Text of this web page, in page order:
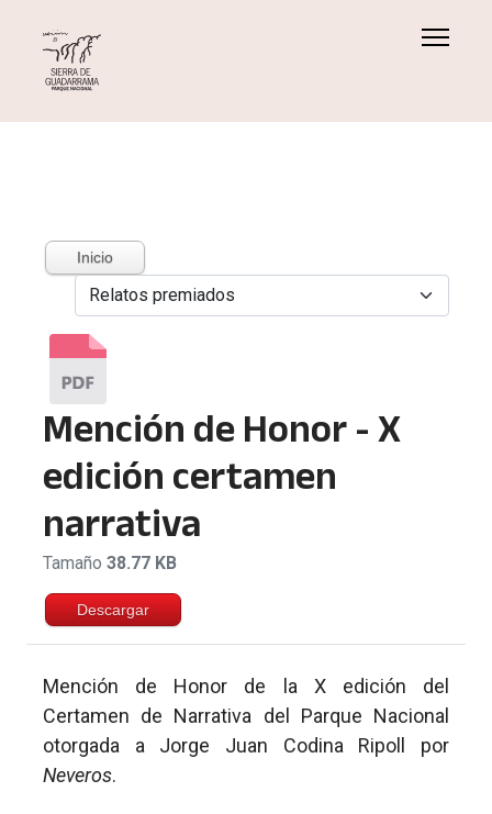
Inicio
Mención de Honor - X
edición certamen
narrativa
Tamaño 38.77 KB
Descargar
Mención de Honor de la X edición del
Certamen de Narrativa del Parque Nacional
otorgada a Jorge Juan Codina Ripoll por
Neveros.